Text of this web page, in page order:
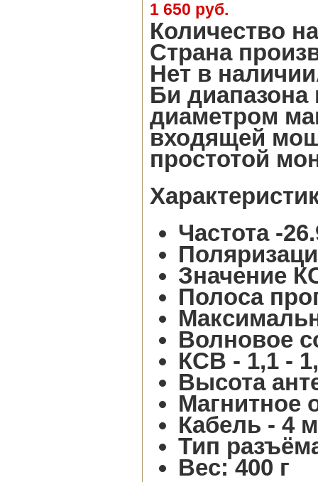
1 650 руб.
Количество
Страна
Нет в
Би диапазона
диаметром
входящей
простотой
Частота -
Значение
Полоса
Волновое
КСВ - 1,1 -
Высота
Магнитное
Кабель - 4
Тип
Вес: 400 г